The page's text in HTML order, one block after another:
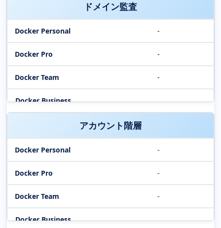
ドメイン監査
-
-
-
アカウント階層
-
-
-